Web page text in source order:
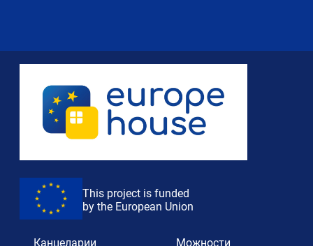
This project is funded
by the European Union
Канцеларии
Можности